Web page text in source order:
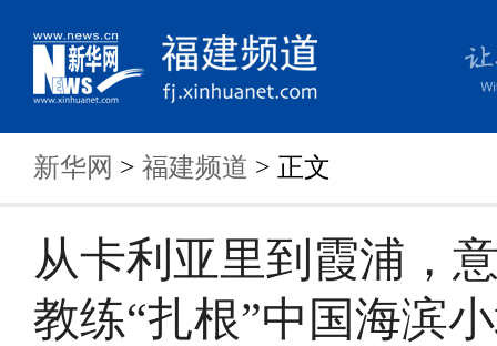
新华网 > 福建频道 > 正文
从卡利亚里到霞浦，
教练“扎根”中国海滨